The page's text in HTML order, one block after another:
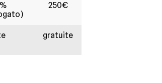
250€
gratuite